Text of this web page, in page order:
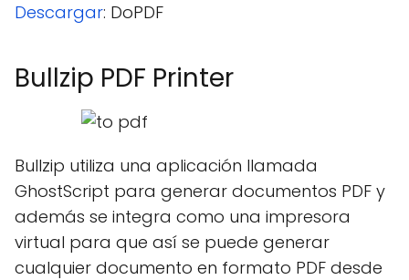
Descargar: DoPDF
Bullzip PDF Printer
Bullzip utiliza una aplicación llamada
GhostScript para generar documentos PDF y
además se integra como una impresora
virtual para que así se puede generar
cualquier documento en formato PDF desde